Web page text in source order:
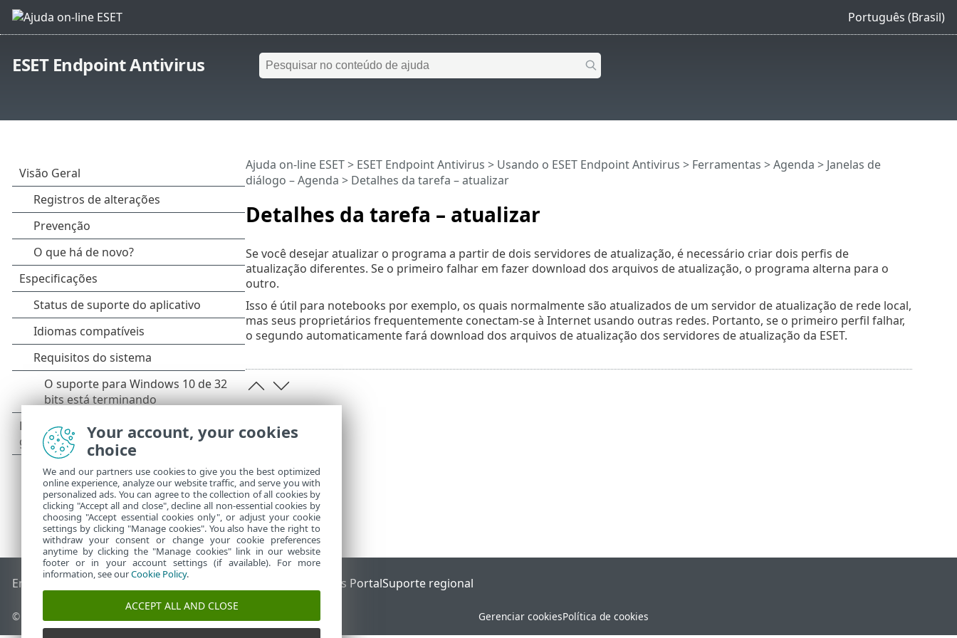
Português (Brasil)
ESET Endpoint Antivirus
Detalhes da tarefa – atualizar
Ajuda on-line ESET> ESET Endpoint Antivirus > Usando o ESET Endpoint Antivirus > Ferramentas >Agenda > Janelas de
diálogo – Agenda > Detalhes da tarefa – atualizar
Se você desejar atualizar o programa a partir de dois servidores de atualização, é necessário criar dois perfis de
atualização diferentes. Se o primeiro falhar em fazer download dos arquivos de atualização, o programa alterna para o
outro.
Isso é útil para notebooks por exemplo, os quais normalmente são atualizados de um servidor de atualização de rede local,
mas seus proprietários frequentemente conectam-se à Internet usando outras redes. Portanto, se o primeiro perfil falhar,
o segundo automaticamente fará download dos arquivos de atualização dos servidores de atualização da ESET.
End of Life Base de conhecimento ESET ESET Status PortalSuporte regional
© 1992 - 2026 ESET, spol. s r.o. - Todos os direitos reservados. Gerenciar cookiesPolítica de cookies
Your account, your cookies
choice
We and our partners use cookies to give you the best optimized
online experience, analyze our website traffic, and serve you with
personalized ads. You can agree to the collection of all cookies by
clicking "Accept all and close", decline all non-essential cookies by
choosing "Accept essential cookies only", or adjust your cookie
settings by clicking "Manage cookies". You also have the right to
withdraw your consent or change your cookie preferences
anytime by clicking the "Manage cookies" link in our website
footer or in your account settings (if available). For more
information, see ourCookie Policy.
ACCEPT ALL AND CLOSE